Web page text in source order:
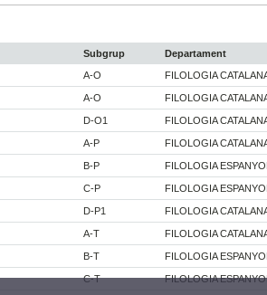
Subgrup Departament
A-O FILOLOGIA
A-O FILOLOGIA
D-O1 FILOLOGIA
A-P FILOLOGIA
B-P FILOLOGIA
C-P FILOLOGIA
D-P1 FILOLOGIA
A-T FILOLOGIA
B-T FILOLOGIA
C-T FILOLOGIA